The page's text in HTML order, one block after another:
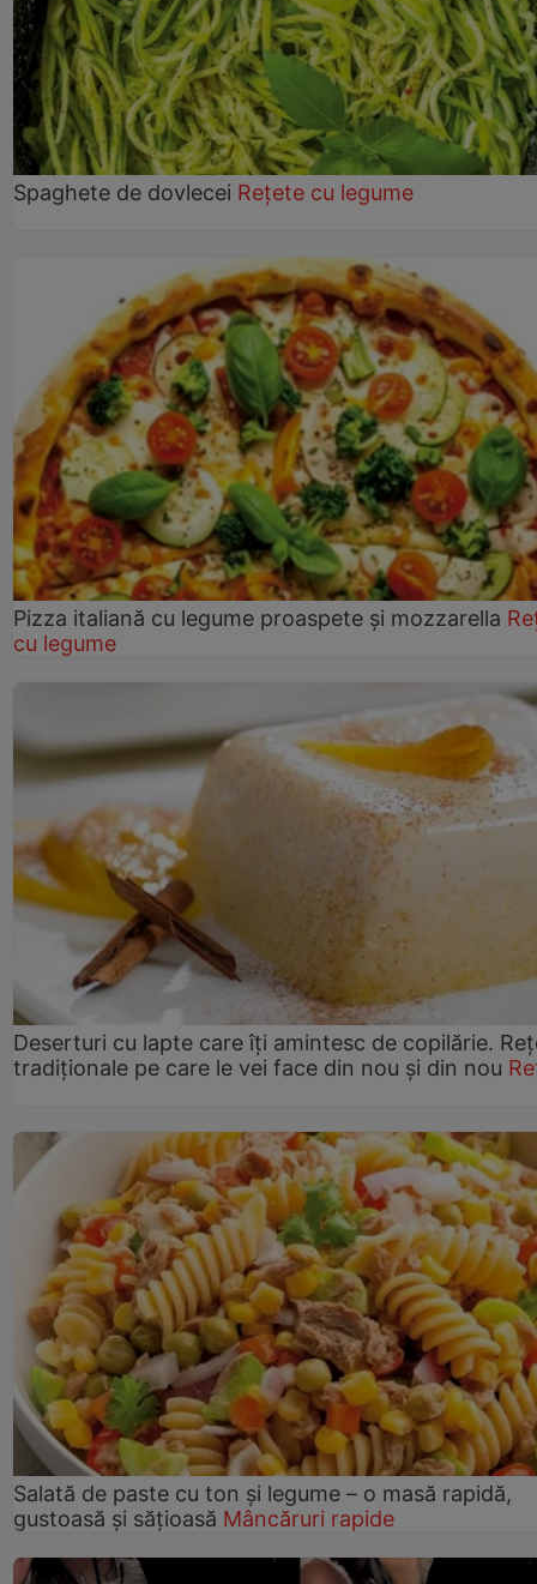
Spaghete de dovlecei Rețete cu legume
Pizza italiană cu legume proaspete și mozzarella
cu legume
Deserturi cu lapte care îți amintesc de copilărie.
tradiționale pe care le vei face din nou și din nou
Salată de paste cu ton și legume – o masă rapidă,
gustoasă și sățioasă Mâncăruri rapide